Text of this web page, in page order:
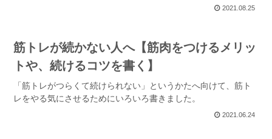
2021.08.25
筋トレが続かない人へ【筋肉をつけるメリッ
トや、続けるコツを書く】
「筋トレがつらくて続けられない」というかたへ向けて、筋ト
レをやる気にさせるためにいろいろ書きました。
2021.06.24